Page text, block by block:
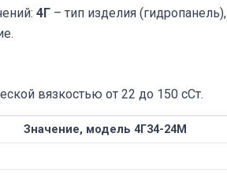
4Г – тип изделия (гидропанель),
вязкостью от 22 до 150 сСт.
Значение, модель 4Г34-24М